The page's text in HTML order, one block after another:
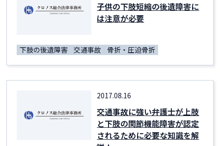
子供の下肢短縮の後遺障害に
は注意が必要
下肢の後遺障害 交通事故 骨折・圧迫骨折
2017.08.16
交通事故に強い弁護士が上肢
と下肢の関節機能障害が認定
されるために必要な知識を解